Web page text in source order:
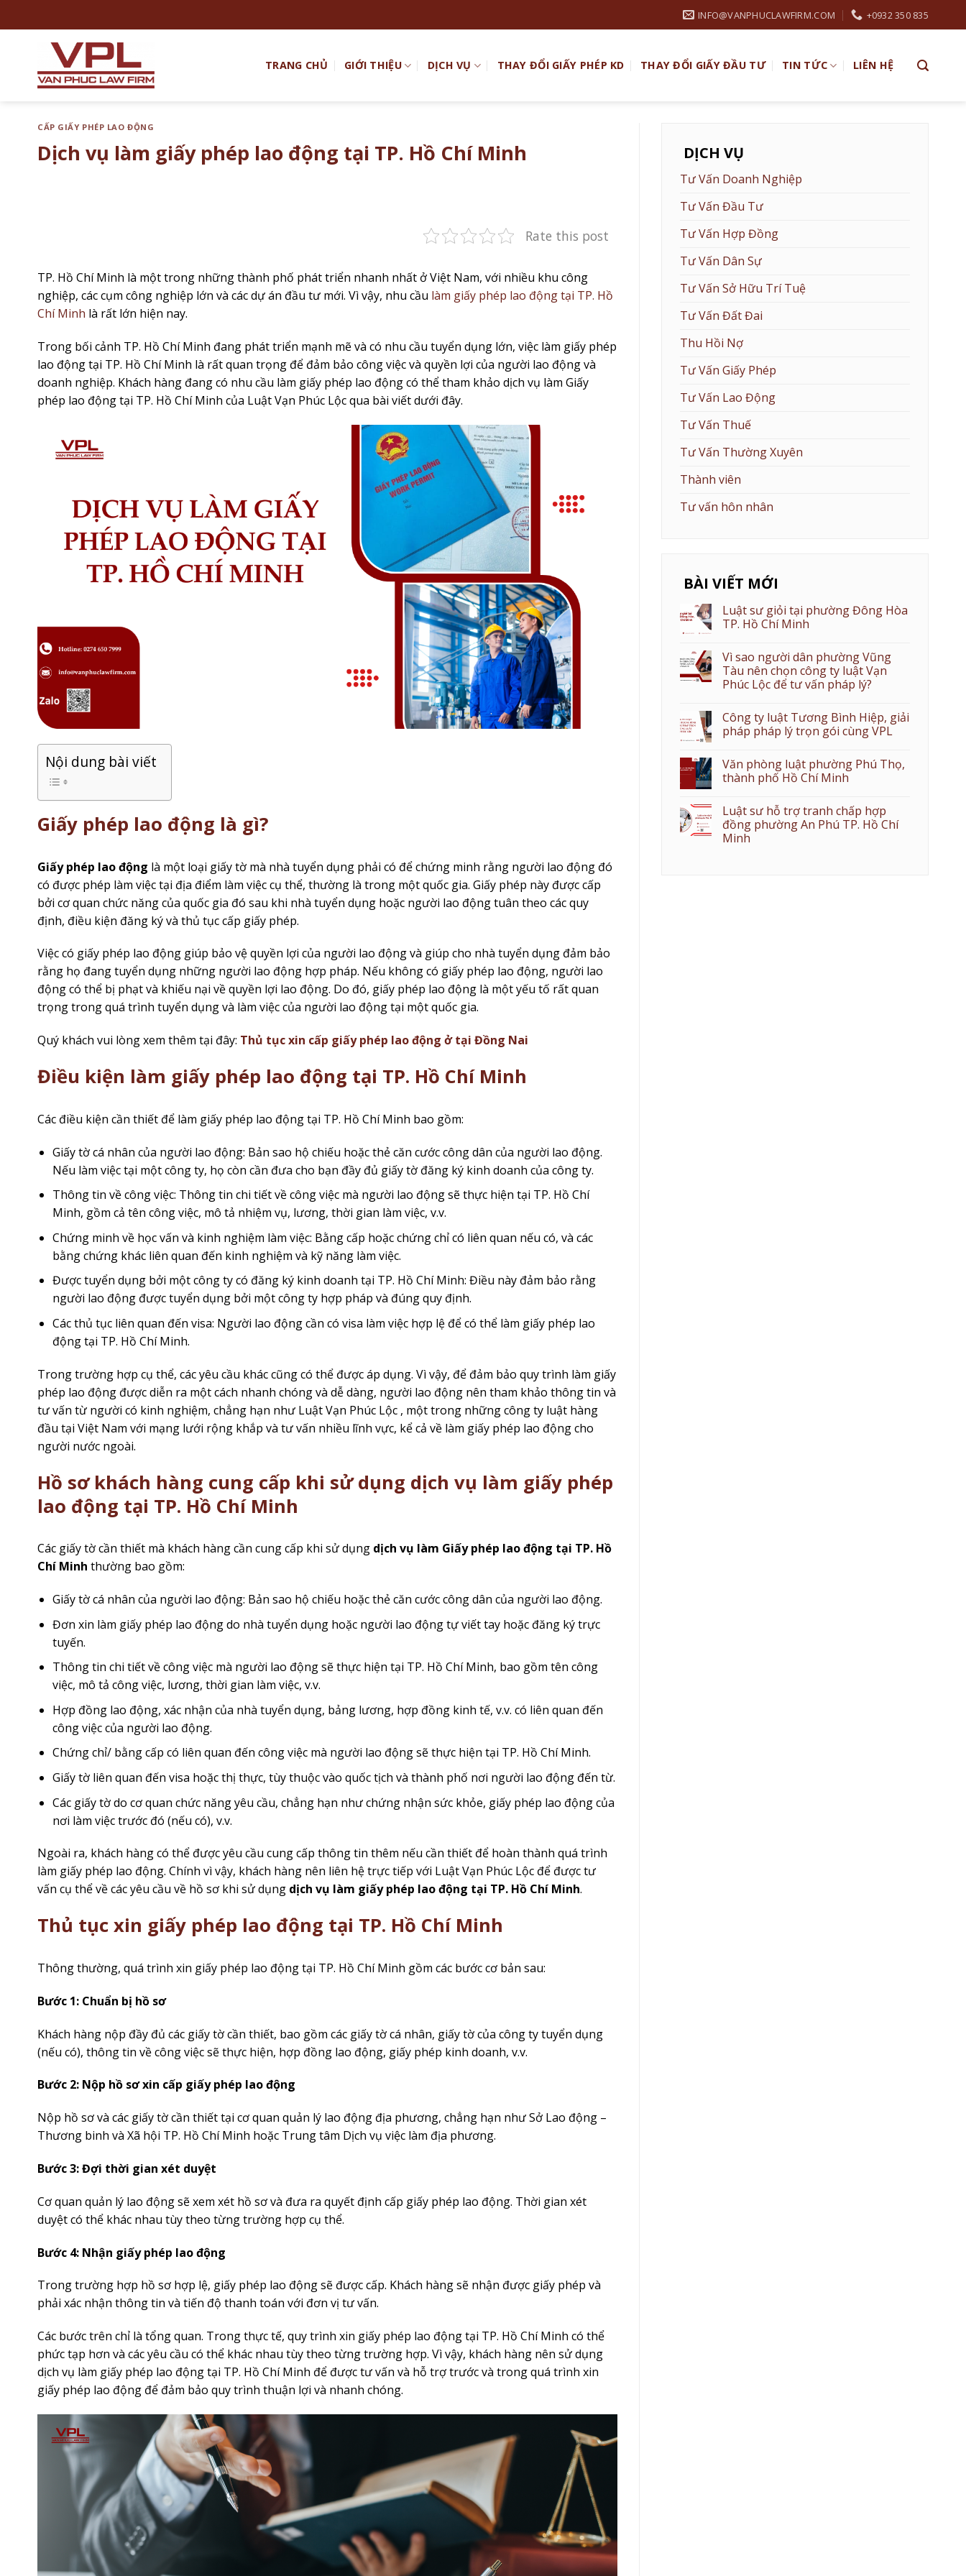
đến
INFO@VANPHUCLAWFIRM.COM +0932 350 835
TRANG CHỦ GIỚI THIỆU DỊCH VỤ THAY ĐỔI GIẤY PHÉP KD THAY ĐỔI GIẤY ĐẦU TƯ TIN TỨC LIÊN HỆ
CẤP GIẤY PHÉP LAO ĐỘNG
Dịch vụ làm giấy phép lao động tại TP. Hồ Chí Minh
Rate this post
TP. Hồ Chí Minh là một trong những thành phố phát triển nhanh nhất ở Việt Nam, với nhiều khu công
nghiệp, các cụm công nghiệp lớn và các dự án đầu tư mới. Vì vậy, nhu cầu làm giấy phép lao động tại TP. Hồ
Chí Minh là rất lớn hiện nay.
Trong bối cảnh TP. Hồ Chí Minh đang phát triển mạnh mẽ và có nhu cầu tuyển dụng lớn, việc làm giấy phép
lao động tại TP. Hồ Chí Minh là rất quan trọng để đảm bảo công việc và quyền lợi của người lao động và
doanh nghiệp. Khách hàng đang có nhu cầu làm giấy phép lao động có thể tham khảo dịch vụ làm Giấy
phép lao động tại TP. Hồ Chí Minh của Luật Vạn Phúc Lộc qua bài viết dưới đây.
Nội dung bài viết
Giấy phép lao động là gì?
Giấy phép lao động là một loại giấy tờ mà nhà tuyển dụng phải có để chứng minh rằng người lao động đó
có được phép làm việc tại địa điểm làm việc cụ thể, thường là trong một quốc gia. Giấy phép này được cấp
bởi cơ quan chức năng của quốc gia đó sau khi nhà tuyển dụng hoặc người lao động tuân theo các quy
định, điều kiện đăng ký và thủ tục cấp giấy phép.
Việc có giấy phép lao động giúp bảo vệ quyền lợi của người lao động và giúp cho nhà tuyển dụng đảm bảo
rằng họ đang tuyển dụng những người lao động hợp pháp. Nếu không có giấy phép lao động, người lao
động có thể bị phạt và khiếu nại về quyền lợi lao động. Do đó, giấy phép lao động là một yếu tố rất quan
trọng trong quá trình tuyển dụng và làm việc của người lao động tại một quốc gia.
Quý khách vui lòng xem thêm tại đây: Thủ tục xin cấp giấy phép lao động ở tại Đồng Nai
Điều kiện làm giấy phép lao động tại TP. Hồ Chí Minh
Các điều kiện cần thiết để làm giấy phép lao động tại TP. Hồ Chí Minh bao gồm:
Giấy tờ cá nhân của người lao động: Bản sao hộ chiếu hoặc thẻ căn cước công dân của người lao động.
Nếu làm việc tại một công ty, họ còn cần đưa cho bạn đầy đủ giấy tờ đăng ký kinh doanh của công ty.
Thông tin về công việc: Thông tin chi tiết về công việc mà người lao động sẽ thực hiện tại TP. Hồ Chí
Minh, gồm cả tên công việc, mô tả nhiệm vụ, lương, thời gian làm việc, v.v.
Chứng minh về học vấn và kinh nghiệm làm việc: Bằng cấp hoặc chứng chỉ có liên quan nếu có, và các
bằng chứng khác liên quan đến kinh nghiệm và kỹ năng làm việc.
Được tuyển dụng bởi một công ty có đăng ký kinh doanh tại TP. Hồ Chí Minh: Điều này đảm bảo rằng
người lao động được tuyển dụng bởi một công ty hợp pháp và đúng quy định.
Các thủ tục liên quan đến visa: Người lao động cần có visa làm việc hợp lệ để có thể làm giấy phép lao
động tại TP. Hồ Chí Minh.
Trong trường hợp cụ thể, các yêu cầu khác cũng có thể được áp dụng. Vì vậy, để đảm bảo quy trình làm giấy
phép lao động được diễn ra một cách nhanh chóng và dễ dàng, người lao động nên tham khảo thông tin và
tư vấn từ người có kinh nghiệm, chẳng hạn như Luật Vạn Phúc Lộc , một trong những công ty luật hàng
đầu tại Việt Nam với mạng lưới rộng khắp và tư vấn nhiều lĩnh vực, kể cả về làm giấy phép lao động cho
người nước ngoài.
Hồ sơ khách hàng cung cấp khi sử dụng dịch vụ làm giấy phép
lao động tại TP. Hồ Chí Minh
Các giấy tờ cần thiết mà khách hàng cần cung cấp khi sử dụng dịch vụ làm Giấy phép lao động tại TP. Hồ
Chí Minh thường bao gồm:
Giấy tờ cá nhân của người lao động: Bản sao hộ chiếu hoặc thẻ căn cước công dân của người lao động.
Đơn xin làm giấy phép lao động do nhà tuyển dụng hoặc người lao động tự viết tay hoặc đăng ký trực
tuyến.
Thông tin chi tiết về công việc mà người lao động sẽ thực hiện tại TP. Hồ Chí Minh, bao gồm tên công
việc, mô tả công việc, lương, thời gian làm việc, v.v.
Hợp đồng lao động, xác nhận của nhà tuyển dụng, bảng lương, hợp đồng kinh tế, v.v. có liên quan đến
công việc của người lao động.
Chứng chỉ/ bằng cấp có liên quan đến công việc mà người lao động sẽ thực hiện tại TP. Hồ Chí Minh.
Giấy tờ liên quan đến visa hoặc thị thực, tùy thuộc vào quốc tịch và thành phố nơi người lao động đến từ.
Các giấy tờ do cơ quan chức năng yêu cầu, chẳng hạn như chứng nhận sức khỏe, giấy phép lao động của
nơi làm việc trước đó (nếu có), v.v.
Ngoài ra, khách hàng có thể được yêu cầu cung cấp thông tin thêm nếu cần thiết để hoàn thành quá trình
làm giấy phép lao động. Chính vì vậy, khách hàng nên liên hệ trực tiếp với Luật Vạn Phúc Lộc để được tư
vấn cụ thể về các yêu cầu về hồ sơ khi sử dụng dịch vụ làm giấy phép lao động tại TP. Hồ Chí Minh.
Thủ tục xin giấy phép lao động tại TP. Hồ Chí Minh
Thông thường, quá trình xin giấy phép lao động tại TP. Hồ Chí Minh gồm các bước cơ bản sau:
Bước 1: Chuẩn bị hồ sơ
Khách hàng nộp đầy đủ các giấy tờ cần thiết, bao gồm các giấy tờ cá nhân, giấy tờ của công ty tuyển dụng
(nếu có), thông tin về công việc sẽ thực hiện, hợp đồng lao động, giấy phép kinh doanh, v.v.
Bước 2: Nộp hồ sơ xin cấp giấy phép lao động
Nộp hồ sơ và các giấy tờ cần thiết tại cơ quan quản lý lao động địa phương, chẳng hạn như Sở Lao động –
Thương binh và Xã hội TP. Hồ Chí Minh hoặc Trung tâm Dịch vụ việc làm địa phương.
Bước 3: Đợi thời gian xét duyệt
Cơ quan quản lý lao động sẽ xem xét hồ sơ và đưa ra quyết định cấp giấy phép lao động. Thời gian xét
duyệt có thể khác nhau tùy theo từng trường hợp cụ thể.
Bước 4: Nhận giấy phép lao động
Trong trường hợp hồ sơ hợp lệ, giấy phép lao động sẽ được cấp. Khách hàng sẽ nhận được giấy phép và
phải xác nhận thông tin và tiến độ thanh toán với đơn vị tư vấn.
Các bước trên chỉ là tổng quan. Trong thực tế, quy trình xin giấy phép lao động tại TP. Hồ Chí Minh có thể
phức tạp hơn và các yêu cầu có thể khác nhau tùy theo từng trường hợp. Vì vậy, khách hàng nên sử dụng
dịch vụ làm giấy phép lao động tại TP. Hồ Chí Minh để được tư vấn và hỗ trợ trước và trong quá trình xin
giấy phép lao động để đảm bảo quy trình thuận lợi và nhanh chóng.
DỊCH VỤ
Tư Vấn Doanh Nghiệp
Tư Vấn Đầu Tư
Tư Vấn Hợp Đồng
Tư Vấn Dân Sự
Tư Vấn Sở Hữu Trí Tuệ
Tư Vấn Đất Đai
Thu Hồi Nợ
Tư Vấn Giấy Phép
Tư Vấn Lao Động
Tư Vấn Thuế
Tư Vấn Thường Xuyên
Thành viên
Tư vấn hôn nhân
BÀI VIẾT MỚI
Luật sư giỏi tại phường Đông Hòa
TP. Hồ Chí Minh
Vì sao người dân phường Vũng
Tàu nên chọn công ty luật Vạn
Phúc Lộc để tư vấn pháp lý?
Công ty luật Tương Bình Hiệp, giải
pháp pháp lý trọn gói cùng VPL
Văn phòng luật phường Phú Thọ,
thành phố Hồ Chí Minh
Luật sư hỗ trợ tranh chấp hợp
đồng phường An Phú TP. Hồ Chí
Minh